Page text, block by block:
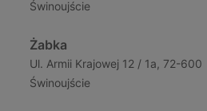
Świnoujście
Żabka
Ul. Armii Krajowej 12 / 1a, 72-600
Świnoujście